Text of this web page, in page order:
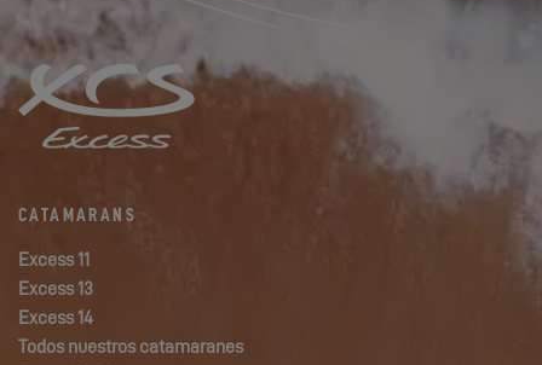
CATAMARANS
Excess 11
Excess 13
Excess 14
Todos nuestros catamaranes